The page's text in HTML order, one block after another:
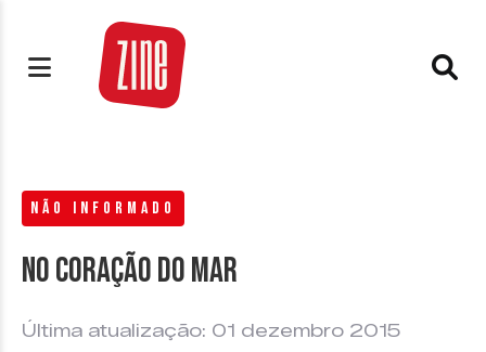
NÃO INFORMADO
No Coração do Mar
Última atualização: 01 dezembro 2015